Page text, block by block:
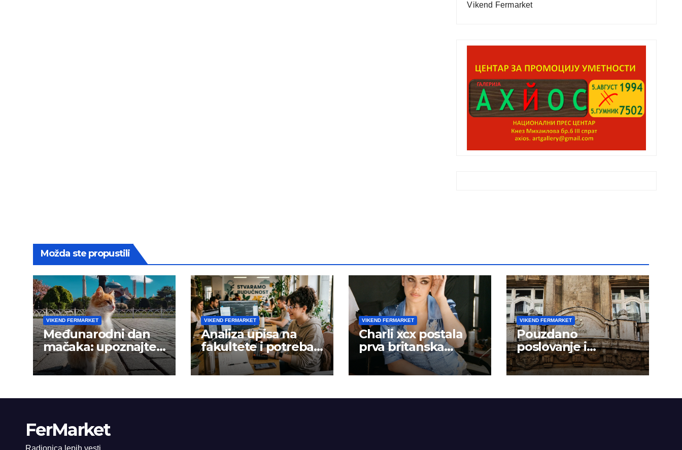
Vikend Fermarket
Možda ste propustili
VIKEND FERMARKET
Međunarodni dan
mačaka: upoznajte
istanbulske mace
VIKEND FERMARKET
Analiza upisa na
fakultete i potreba
tržišta rada
VIKEND FERMARKET
Charli xcx postala
prva britanska
pevačica sa dva
albuma na prvom
kalendarskoj godini
VIKEND FERMARKET
Pouzdano
poslovanje i
kontinuitet rasta
FerMarket
Radionica lepih vesti